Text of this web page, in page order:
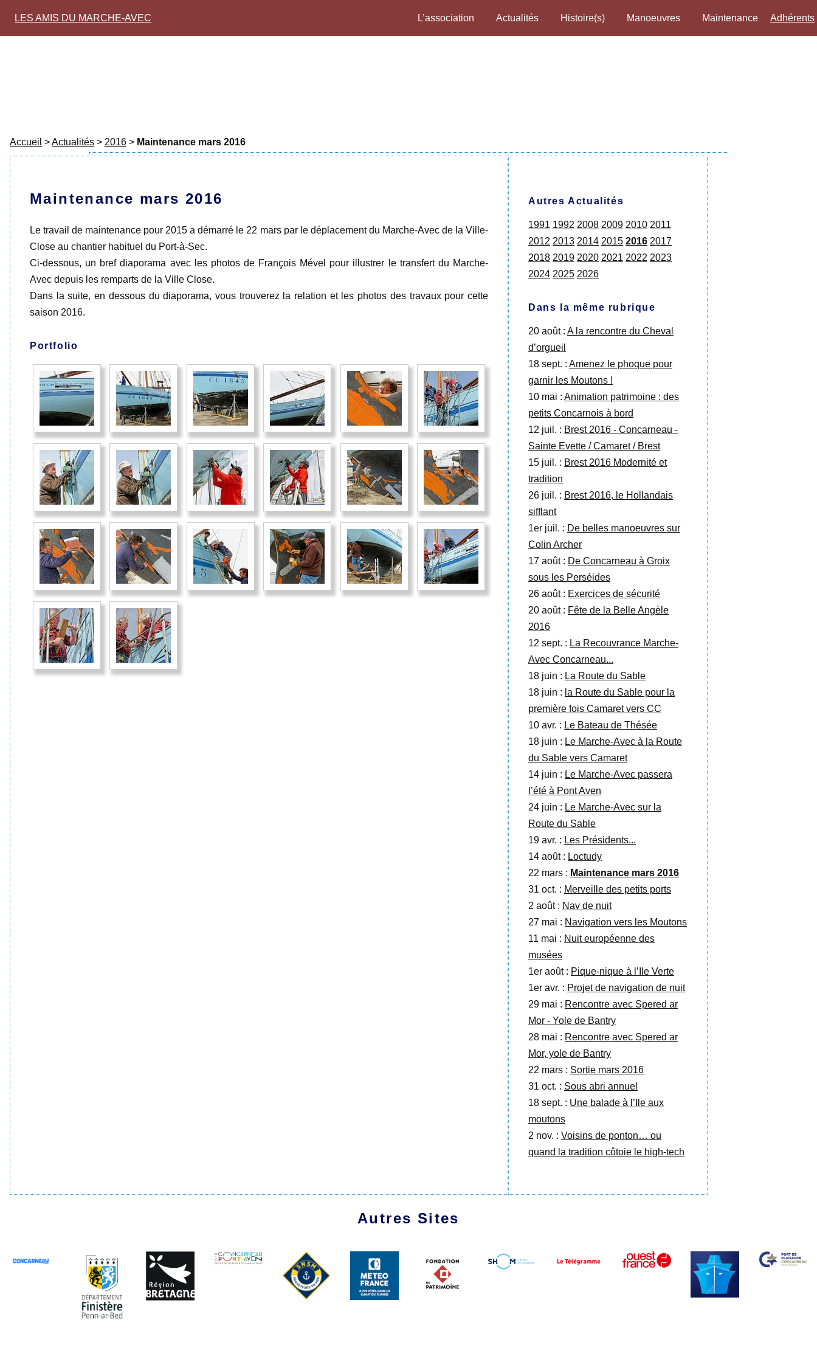
LES AMIS DU MARCHE-AVEC L’association Actualités Histoire(s) Manoeuvres Maintenance Adhérents
Accueil >Actualités > 2016 > Maintenance mars 2016
Maintenance mars 2016
Le travail de maintenance pour 2015 a démarré le 22 mars par le déplacement du Marche-Avec de la Ville-
Close au chantier habituel du Port-à-Sec.
Ci-dessous, un bref diaporama avec les photos de François Mével pour illustrer le transfert du Marche-
Avec depuis les remparts de la Ville Close.
Dans la suite, en dessous du diaporama, vous trouverez la relation et les photos des travaux pour cette
saison 2016.
Portfolio
Autres Actualités
1991 1992 2008 2009 2010 2011
2012 2013 2014 2015 2016 2017
2018 2019 2020 2021 2022 2023
2024 2025 2026
Dans la même rubrique
20 août : A la rencontre du Cheval
d’orgueil
18 sept. : Amenez le phoque pour
garnir les Moutons !
10 mai : Animation patrimoine : des
petits Concarnois à bord
12 juil. : Brest 2016 - Concarneau -
Sainte Evette / Camaret / Brest
15 juil. : Brest 2016 Modernité et
tradition
26 juil. : Brest 2016, le Hollandais
sifflant
1er juil. : De belles manoeuvres sur
Colin Archer
17 août : De Concarneau à Groix
sous les Perséides
26 août : Exercices de sécurité
20 août : Fête de la Belle Angèle
2016
12 sept. : La Recouvrance Marche-
Avec Concarneau...
18 juin : La Route du Sable
18 juin : la Route du Sable pour la
première fois Camaret vers CC
10 avr. : Le Bateau de Thésée
18 juin : Le Marche-Avec à la Route
du Sable vers Camaret
14 juin : Le Marche-Avec passera
l’été à Pont Aven
24 juin : Le Marche-Avec sur la
Route du Sable
19 avr. : Les Présidents...
14 août : Loctudy
22 mars : Maintenance mars 2016
31 oct. : Merveille des petits ports
2 août : Nav de nuit
27 mai : Navigation vers les Moutons
11 mai : Nuit européenne des
musées
1er août : Pique-nique à l’Ile Verte
1er avr. : Projet de navigation de nuit
29 mai : Rencontre avec Spered ar
Mor - Yole de Bantry
28 mai : Rencontre avec Spered ar
Mor, yole de Bantry
22 mars : Sortie mars 2016
31 oct. : Sous abri annuel
18 sept. : Une balade à l’Ile aux
moutons
2 nov. : Voisins de ponton… ou
quand la tradition côtoie le high-tech
Autres Sites